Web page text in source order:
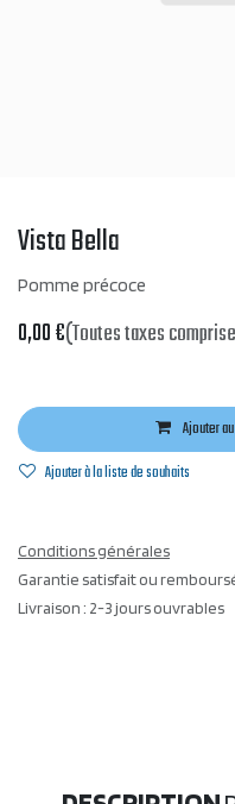
Vista Bella
Pomme précoce
0,00€(Toutes taxes
Ajouter
Ajouter à la liste de souhaits
Conditions générales
Garantie satisfait ou
Livraison : 2-3 jours ouvrables